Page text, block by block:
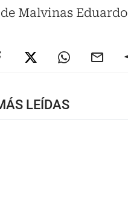
Malvinas Eduardo
LEÍDAS